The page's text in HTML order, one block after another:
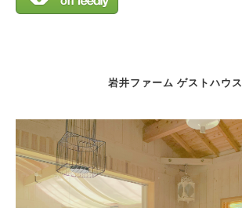
岩井ファーム ゲストハウス